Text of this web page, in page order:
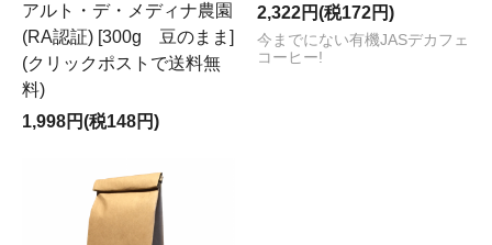
アルト・デ・メディナ農園
(RA認証) [300g 豆のまま]
(クリックポストで送料無
料)
1,998円(税148円)
2,322円(税172円)
今までにない有機JASデカフェ
コーヒー!